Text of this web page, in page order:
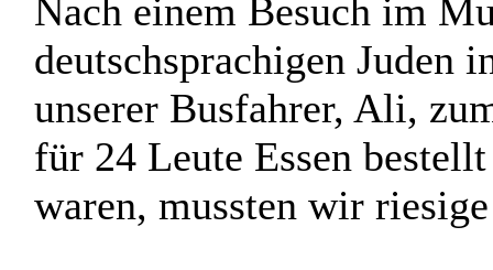
Nach einem Besuch im
deutschsprachigen Juden
unserer Busfahrer, Ali,
für 24 Leute Essen
waren, mussten wir